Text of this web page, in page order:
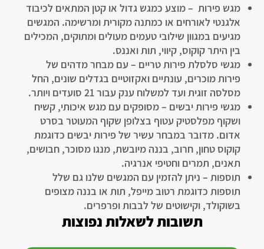
מגש פירות – מוצע כמגש גדול או קטן המתאים לכיבוד
אלגנטי לאורחים או כמתנה מקורית ומרשימה. המגשים
מגיעים במגוון שילובי טעמים מעולים ומתוקים, המכילים
בין היתר קוקוס, קיווי, תות ואננס.
מגשי סלסלת פירות טריים – עם מבחר מדהים של
פירות מוכרים, עונתיים ואקזוטיים בגדלים שונים, החל
מסלסה זוגית ועד למשלוח ענק עבור 21 סועדים ויותר.
מגשי פירות יבשים – מסופקים עם מגש איכותי, קשיח
ושקוף מפלסטיק עטוף בצלופן שקוף המעוטר בסרט
אדום. מדובר במבחר עשיר של פירות יבשים כדוגמת
קוקוס טחון, חרוב, בננה מיובשת, מנגו מסוכר, חבושים,
תאנים, תמרים וחטיפי אנרגיה.
תוספות – ניתן להזמין עם המגשים שלנו גם שלל
תוספות כדוגמת רטוב מייפל, תות או בננה מצופים
בשוקולד, וקישוטים של לבבות ופרפרים.
תשובות לשאלות נפוצות